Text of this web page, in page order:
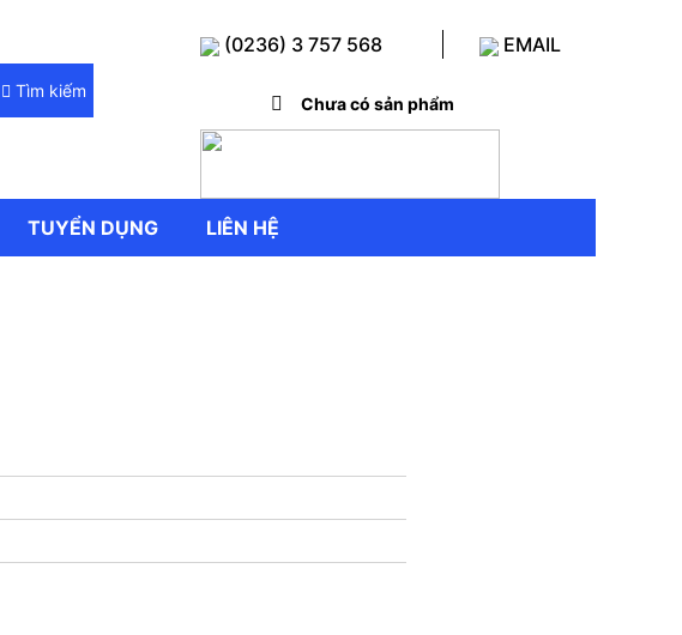
Tìm kiếm
(0236) 3 757 568 EMAIL
Chưa có sản phẩm
TUYỂN DỤNG LIÊN HỆ